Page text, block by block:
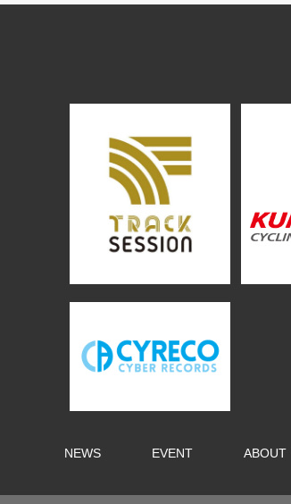
NEWS EVENT ABOUT